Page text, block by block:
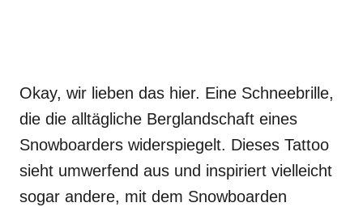
Okay, wir lieben das hier. Eine Schneebrille,
die die alltägliche Berglandschaft eines
Snowboarders widerspiegelt. Dieses Tattoo
sieht umwerfend aus und inspiriert vielleicht
sogar andere, mit dem Snowboarden